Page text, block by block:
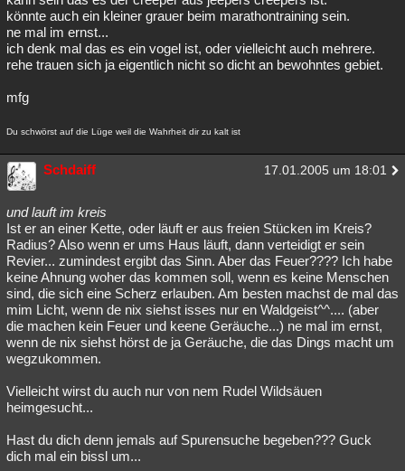
könnte auch ein kleiner grauer beim marathontraining sein.
ne mal im ernst...
ich denk mal das es ein vogel ist, oder vielleicht auch mehrere.
rehe trauen sich ja eigentlich nicht so dicht an bewohntes gebiet.
mfg
Du schwörst auf die Lüge weil die Wahrheit dir zu kalt ist
Schdaiff 17.01.2005 um 18:01
und lauft im kreis
Ist er an einer Kette, oder läuft er aus freien Stücken im Kreis?
Radius? Also wenn er ums Haus läuft, dann verteidigt er sein
Revier... zumindest ergibt das Sinn. Aber das Feuer???? Ich habe
keine Ahnung woher das kommen soll, wenn es keine Menschen
sind, die sich eine Scherz erlauben. Am besten machst de mal das
mim Licht, wenn de nix siehst isses nur en Waldgeist^^.... (aber
die machen kein Feuer und keene Geräuche...) ne mal im ernst,
wenn de nix siehst hörst de ja Geräuche, die das Dings macht um
wegzukommen.
Vielleicht wirst du auch nur von nem Rudel Wildsäuen
heimgesucht...
Hast du dich denn jemals auf Spurensuche begeben??? Guck
dich mal ein bissl um...